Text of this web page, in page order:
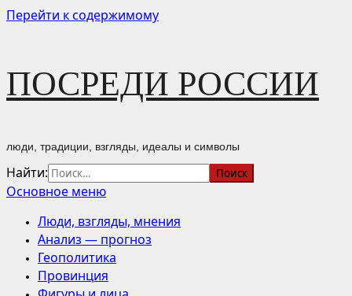
Перейти к содержимому
ПОСРЕДИ РОССИИ
люди, традиции, взгляды, идеалы и символы
Найти:
Основное меню
Люди, взгляды, мнения
Анализ — прогноз
Геополитика
Провинция